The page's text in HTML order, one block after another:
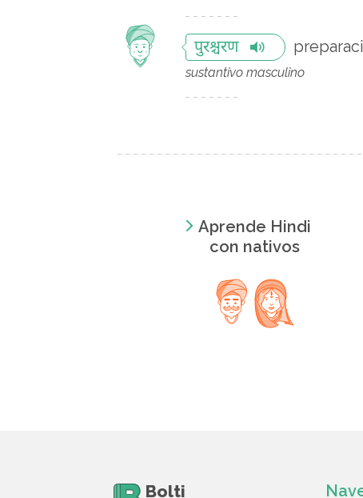
पुरश्चरण
sustantivo masculino
Aprende Hindi
con nativos
Bolti